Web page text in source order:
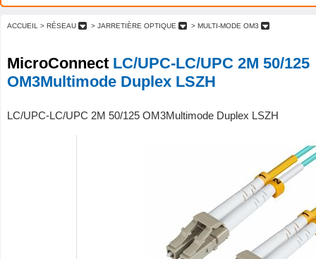
ACCUEIL > RÉSEAU > JARRETIÈRE OPTIQUE > MULTI-MODE OM3
MicroConnect LC/UPC-LC/UPC 2M 50/125
OM3Multimode Duplex LSZH
LC/UPC-LC/UPC 2M 50/125 OM3Multimode Duplex LSZH